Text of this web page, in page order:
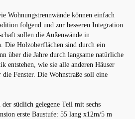
Wohnungstrennwände können einfach
folgend und zur besseren Integration
sollen die Außenwände in
Die Holzoberflächen sind durch ein
über die Jahre durch langsame natürliche
entstehen, wie sie alle anderen Häuser
Fenster. Die Wohnstraße soll eine
südlich gelegene Teil mit sechs
erste Baustufe: 55 lang x12m/5 m